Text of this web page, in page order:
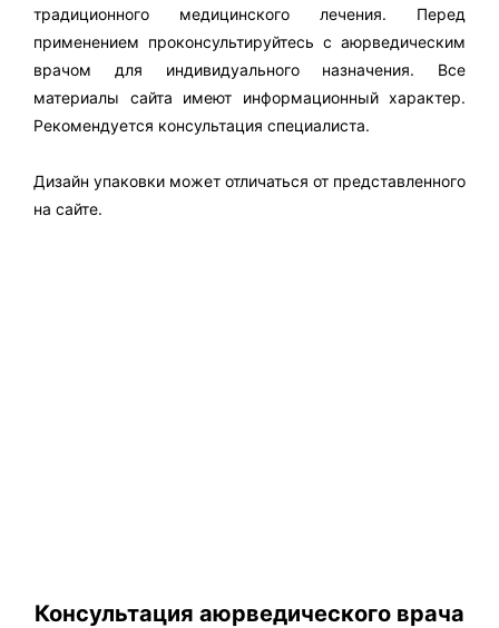
традиционного медицинского лечения. Перед
применением проконсультируйтесь с аюрведическим
врачом для индивидуального назначения. Все
материалы сайта имеют информационный характер.
Рекомендуется консультация специалиста.
Дизайн упаковки может отличаться от представленного
на сайте.
Консультация аюрведического врача